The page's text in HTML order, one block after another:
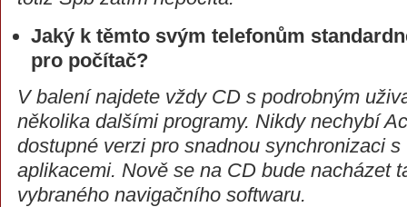
Jaký k těmto svým telefonům
pro počítač?
V balení najdete vždy CD s podrobným
několika dalšími programy. Nikdy nechybí
dostupné verzi pro snadnou synchronizaci
aplikacemi. Nově se na CD bude nacházet
vybraného navigačního softwaru.